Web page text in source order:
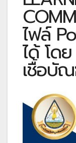
ไฟล์
ได้ โด
เชื้อบั